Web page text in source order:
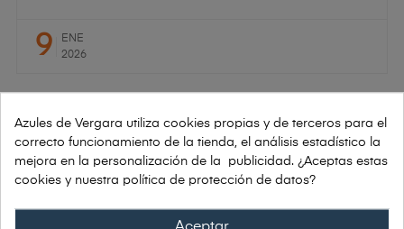
9
ENE
2026
Azules de Vergara utiliza cookies propias y de terceros para el
correcto funcionamiento de la tienda, el análisis estadístico la
mejora en la personalización de la publicidad. ¿Aceptas estas
cookies y nuestra política de protección de datos?